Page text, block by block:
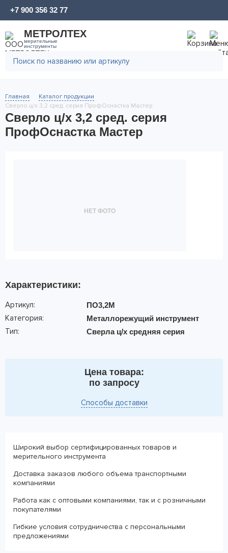
МЕТРОЛТЕХ
мерительные
инструменты
+7 900 356 32 77
Главная
Каталог продукции
Сверло ц/х 3,2 сред. серия ПрофОснастка Мастер
Сверло ц/х 3,2 сред. серия
ПрофОснастка Мастер
НЕТ ФОТО
Характеристики:
Артикул: ПО3,2М
Категория: Металлорежущий инструмент
Тип: Сверла ц/х средняя серия
Цена товара:
по запросу
Способы доставки
Широкий выбор сертифицированных товаров и
мерительного инструмента
Доставка заказов любого объема транспортными
компаниями
Работа как с оптовыми компаниями, так и с розничными
покупателями
Гибкие условия сотрудничества с персональными
предложениями